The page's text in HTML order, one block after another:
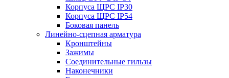
Корпуса ЩРС IP30
Корпуса ЩРС IP54
Боковая панель
Линейно-сцепная арматура
Кронштейны
Зажимы
Соединительные гильзы
Наконечники